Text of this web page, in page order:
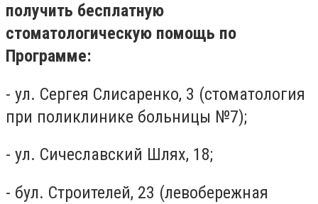
получить бесплатную
стоматологическую помощь по
Программе:
- ул. Сергея Слисаренко, 3 (стоматология
при поликлинике больницы №7);
- ул. Сичеславский Шлях, 18;
- бул. Строителей, 23 (левобережная